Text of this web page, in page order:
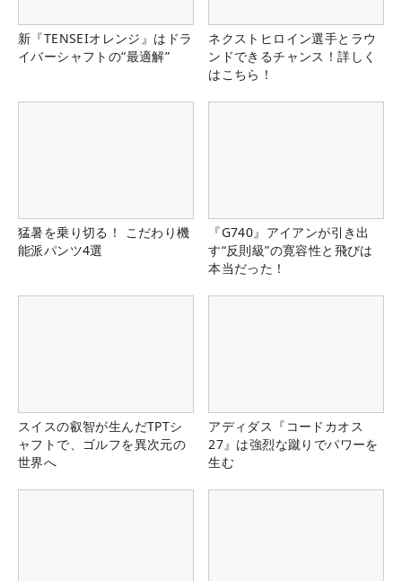
新『TENSEIオレンジ』はドラ
イバーシャフトの“最適解”
ネクストヒロイン選手とラウ
ンドできるチャンス！詳しく
はこちら！
猛暑を乗り切る！ こだわり機
能派パンツ4選
『G740』アイアンが引き出
す“反則級”の寛容性と飛びは
本当だった！
スイスの叡智が生んだTPTシ
ャフトで、ゴルフを異次元の
世界へ
アディダス『コードカオス
27』は強烈な蹴りでパワーを
生む